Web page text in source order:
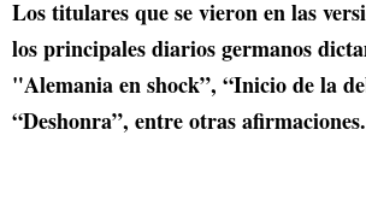
Los titulares que se vieron en las
los principales diarios germanos
"Alemania en shock”, “Inicio de la
“Deshonra”, entre otras afirmaciones.